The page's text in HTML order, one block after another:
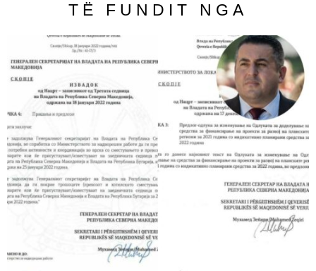
TË FUNDIT NGA